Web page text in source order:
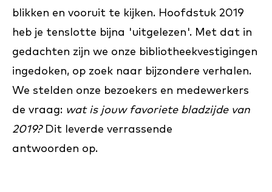
blikken en vooruit te kijken. Hoofdstuk 2019
heb je tenslotte bijna 'uitgelezen'. Met dat in
gedachten zijn we onze bibliotheekvestigingen
ingedoken, op zoek naar bijzondere verhalen.
We stelden onze bezoekers en medewerkers
de vraag: wat is jouw favoriete bladzijde van
2019? Dit leverde verrassende
antwoorden op.